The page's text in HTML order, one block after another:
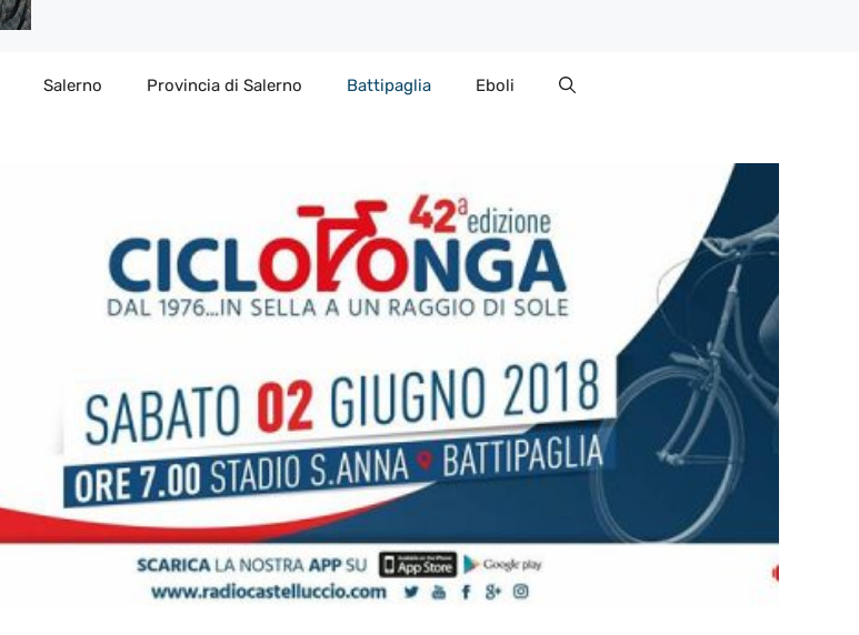
Salerno Provincia di Salerno Battipaglia Eboli